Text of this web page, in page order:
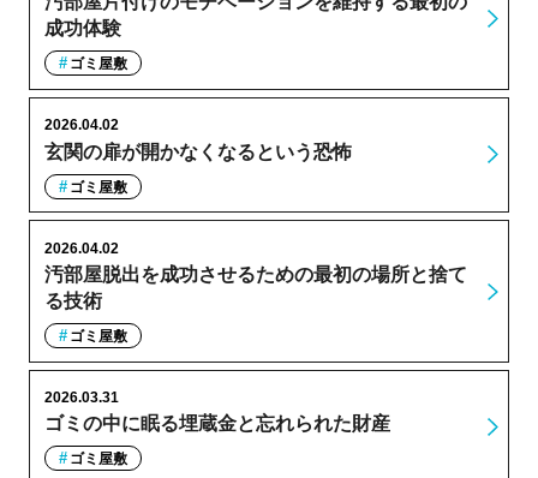
成功体験
ゴミ屋敷
玄関の扉が開かなくなるという恐怖
2026.04.02
ゴミ屋敷
汚部屋脱出を成功させるための最初の場所と捨て
る技術
2026.04.02
ゴミ屋敷
ゴミの中に眠る埋蔵金と忘れられた財産
2026.03.31
ゴミ屋敷